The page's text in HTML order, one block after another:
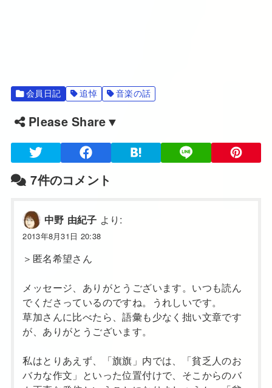
会員日記 追悼 音楽の話
Please Share▼
7件のコメント
中野 由紀子 より:
2013年8月31日 20:38
＞匿名希望さん
メッセージ、ありがとうございます。いつも読ん
でくださっているのですね。うれしいです。
草加さんに比べたら、語彙も少なく拙い文章です
が、ありがとうございます。
私はとりあえず、「旗旗」内では、「貧乏人のお
バカな作文」といった位置付けで、そこからのバ